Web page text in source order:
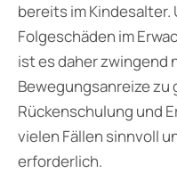
bereits im
Folgeschäden im
ist es daher zwingend
Bewegungsanreize
Rückenschulung und
vielen Fällen sinnvoll
erforderlich.